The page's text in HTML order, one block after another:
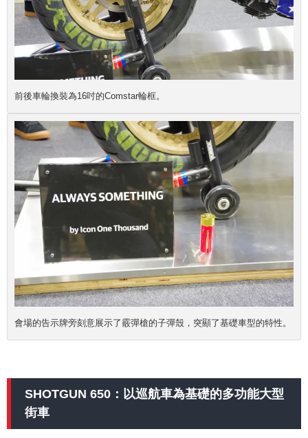
前後車輪換裝為16吋的Comstar輪框。
會場的告示牌旁刻意展示了霰彈槍的子彈殼，突顯了基礎車型的特性。
SHOTGUN 650：以巡航車為基礎的多功能大型
街車